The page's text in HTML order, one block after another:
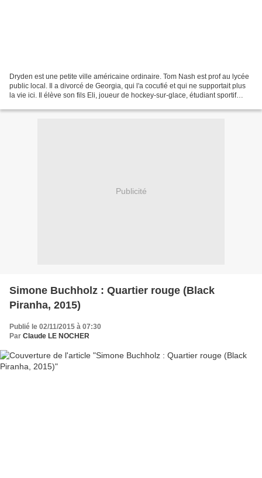
Dryden est une petite ville américaine ordinaire. Tom Nash est prof au lycée
public local. Il a divorcé de Georgia, qui l'a cocufié et qui ne supportait plus
la vie ici. Il élève son fils Eli, joueur de hockey-sur-glace, étudiant sportif
Publicité
Simone Buchholz : Quartier rouge (Black
Piranha, 2015)
Publié le 02/11/2015 à 07:30
Par Claude LE NOCHER